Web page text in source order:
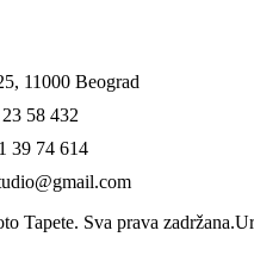
11000 Beograd
58 432
39 74 614
Tapete. Sva prava zadržana.